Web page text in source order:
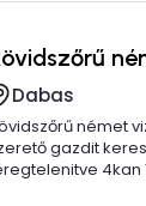
Dabas
német
gazdit
4kan